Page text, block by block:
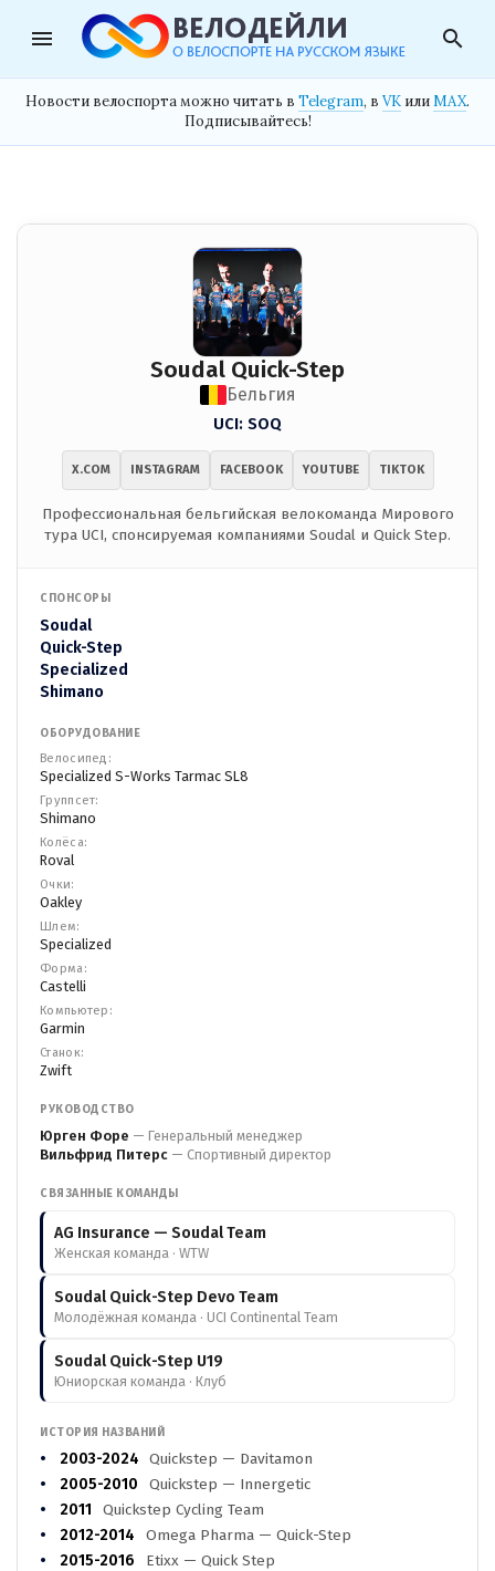
menu search
Новости велоспорта можно читать в Telegram, в VK илиMAX.
Подписывайтесь!
Soudal Quick-Step
Бельгия
UCI: SOQ
X.COM INSTAGRAM FACEBOOK YOUTUBE TIKTOK
Профессиональная бельгийская велокоманда Мирового
тура UCI, спонсируемая компаниями Soudal и Quick Step.
СПОНСОРЫ
Soudal
Quick-Step
Specialized
Shimano
ОБОРУДОВАНИЕ
Велосипед:
Specialized S-Works Tarmac SL8
Группсет:
Shimano
Колёса:
Roval
Очки:
Oakley
Шлем:
Specialized
Форма:
Castelli
Компьютер:
Garmin
Станок:
Zwift
РУКОВОДСТВО
Юрген Форе — Генеральный менеджер
Вильфрид Питерс — Спортивный директор
СВЯЗАННЫЕ КОМАНДЫ
AG Insurance — Soudal Team
Женская команда · WTW
Soudal Quick-Step Devo Team
Молодёжная команда · UCI Continental Team
Soudal Quick-Step U19
Юниорская команда · Клуб
ИСТОРИЯ НАЗВАНИЙ
2003-2024 Quickstep — Davitamon
2005-2010
Quickstep — Innergetic
2011
Quickstep Cycling Team
2012-2014
Omega Pharma — Quick-Step
2015-2016
Etixx — Quick Step